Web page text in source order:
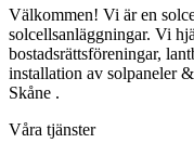
Välkommen! Vi är en
solcellsanläggningar. Vi
bostadsrättsföreningar,
installation av solpaneler
Skåne .
Våra tjänster